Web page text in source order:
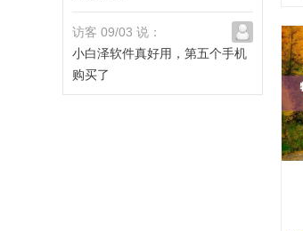
访客 09/03 说：
小白泽软件真好用，第五个手机
购买了